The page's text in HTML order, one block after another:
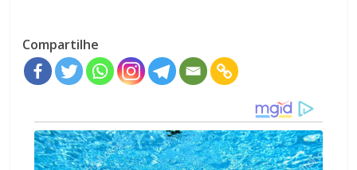
Compartilhe